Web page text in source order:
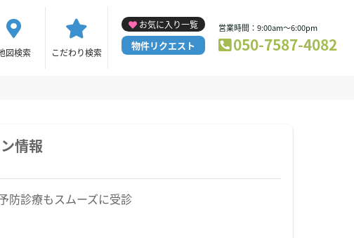
図検索 こだわり検索
お気に入り一覧
物件リクエスト
営業時間：9:00am～6:00pm
050-7587-4082
情報
防診療もスムーズに受診